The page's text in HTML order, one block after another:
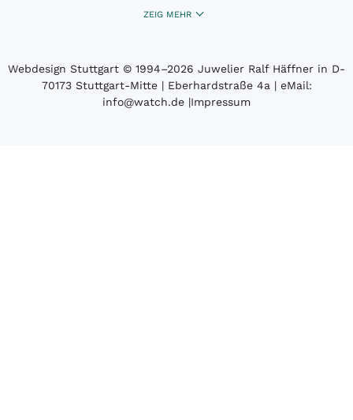
ZEIG MEHR
Webdesign Stuttgart © 1994­–2026 Juwelier Ralf Häffner in D-
70173 Stuttgart-Mitte | Eberhardstraße 4a | eMail:
info@watch.de |Impressum